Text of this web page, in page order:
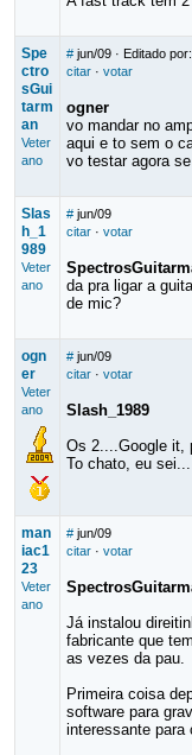
Spe
ctro
sGui
tarm
an
Veter
ano
# jun/09· Editado
citar· votar
ogner
vo mandar no
aqui e to sem o
vo testar agora
Slas
h_1
989
Veter
ano
# jun/09
citar· votar
da pra ligar a
de mic?
ogn
er
Veter
ano
# jun/09
citar· votar
Slash_1989
Os 2....Google it,
To chato, eu sei...
man
iac1
23
Veter
ano
# jun/09
citar· votar
Já instalou
fabricante que
as vezes da pau.
Primeira coisa
software para
interessante para